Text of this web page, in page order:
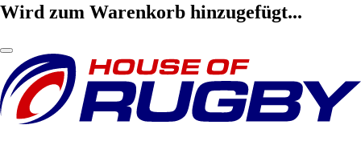
Wird zum Warenkorb hinzugefügt...